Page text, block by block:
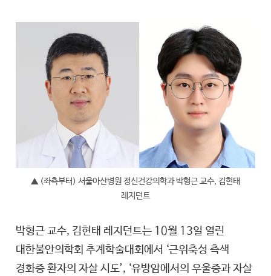
▲ (좌측부터) 서울아산병원 정신건강의학과 박형근 교수, 김현태
레지던트
박형근 교수, 김현태 레지던트는 10월 13일 열린
대한불안의학회 추계학술대회에서 ‘근위축성 측색
경화증 환자의 자살 시도’, ‘유방암에서의 우울증과 자살